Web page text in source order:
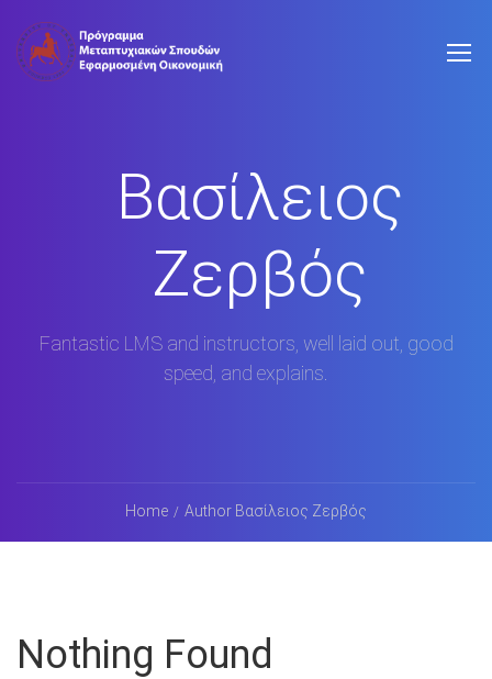
Βασίλειος
Ζερβός
Fantastic LMS and instructors, well laid out, good
speed, and explains.
Home Author Βασίλειος Ζερβός
Nothing Found